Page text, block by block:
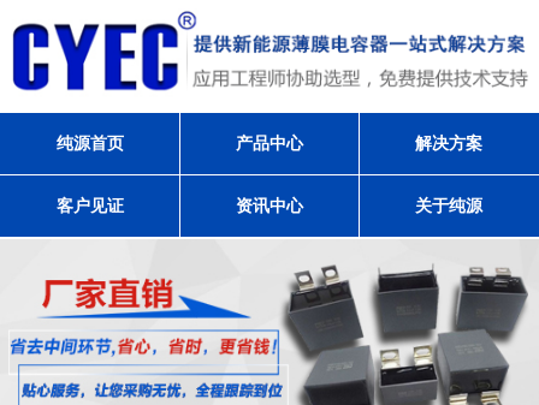
纯源首页 产品中心 解决方案
客户见证 资讯中心 关于纯源